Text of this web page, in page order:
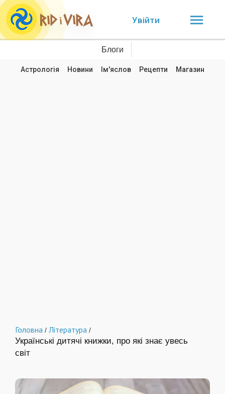
Увійти
Блоги
Астрологія Новини Ім'яслов Рецепти Магазин
Головна / Література /
Українські дитячі книжки, про які знає увесь
світ